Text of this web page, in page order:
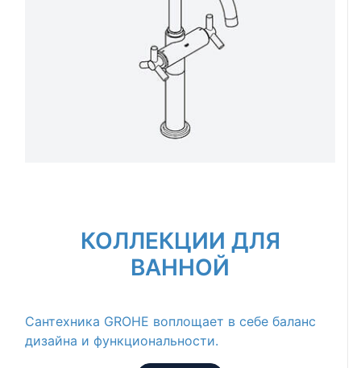
КОЛЛЕКЦИИ ДЛЯ
ВАННОЙ
Сантехника GROHE воплощает в себе баланс
дизайна и функциональности.